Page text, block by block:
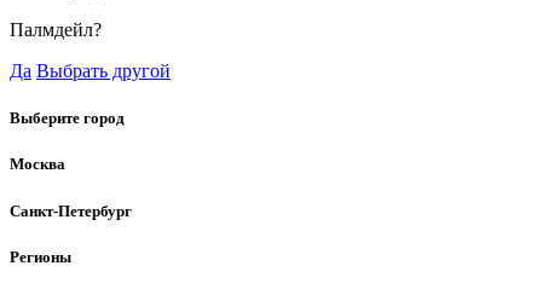
Палмдейл?
Да Выбрать другой
Выберите город
Москва
Санкт-Петербург
Регионы